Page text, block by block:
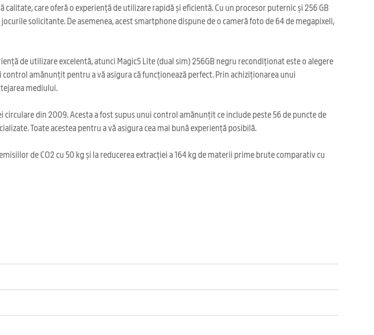
care oferă o experiență de utilizare rapidă și eficientă. Cu un procesor puternic și 256 GB
solicitante. De asemenea, acest smartphone dispune de o cameră foto de 64 de megapixeli,
de utilizare excelentă, atunci Magic5 Lite (dual sim) 256GB negru recondiționat este o alegere
amănunțit pentru a vă asigura că funcționează perfect. Prin achiziționarea unui
mediului.
din 2009. Acesta a fost supus unui control amănunțit ce include peste 56 de puncte de
Toate acestea pentru a vă asigura cea mai bună experiență posibilă.
de CO2 cu 50 kg și la reducerea extracției a 164 kg de materii prime brute comparativ cu